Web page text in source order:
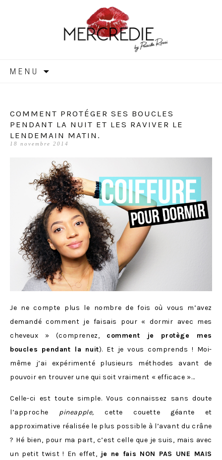
MERCREDIE
MENU
COMMENT PROTÉGER SES BOUCLES
PENDANT LA NUIT ET LES RAVIVER LE
LENDEMAIN MATIN.
18 novembre 2014
Je ne compte plus le nombre de fois où vous m’avez
demandé comment je faisais pour « dormir avec mes
cheveux » (comprenez, comment je protège mes
boucles pendant la nuit). Et je vous comprends ! Moi-
même j’ai expérimenté plusieurs méthodes avant de
pouvoir en trouver une qui soit vraiment « efficace »…
Celle-ci est toute simple. Vous connaissez sans doute
l’approche pineapple, cette couette géante et
approximative réalisée le plus possible à l’avant du crâne
? Hé bien, pour ma part, c’est celle que je suis, mais avec
un petit twist ! En effet, je ne fais NON PAS UNE MAIS